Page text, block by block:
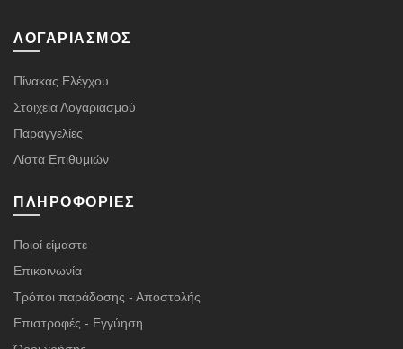
ΛΟΓΑΡΙΑΣΜΌΣ
Πίνακας Ελέγχου
Στοιχεία Λογαριασμού
Παραγγελίες
Λίστα Επιθυμιών
ΠΛΗΡΟΦΟΡΊΕΣ
Ποιοί είμαστε
Επικοινωνία
Τρόποι παράδοσης - Αποστολής
Επιστροφές - Εγγύηση